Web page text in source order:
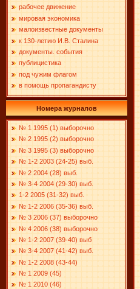
рабочее движение
мировая экономика
малоизвестные документы
к 130-летию И.В. Сталина
документы. события
публицистика
под чужим флагом
в помощь пропагандисту
Номера журналов
№ 1 1995 (1) выборочно
№ 2 1995 (2) выборочно
№ 3 1995 (3) выборочно
№ 1-2 2003 (24-25) выб.
№ 2 2004 (28) выб.
№ 3-4 2004 (29-30) выб.
1-2 2005 (31-32) выб.
№ 1-2 2006 (35-36) выб.
№ 3 2006 (37) выборочно
№ 4 2006 (38) выборочно
№ 1-2 2007 (39-40) выб
№ 3-4 2007 (41-42) выб.
№ 1-2 2008 (43-44)
№ 1 2009 (45)
№ 1 2010 (46)